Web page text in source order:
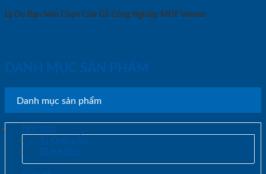
Lý Do Bạn Nên Chọn Cửa Gỗ Công Nghiệp MDF Veneer
DANH MỤC SẢN PHẨM
Danh mục sản phẩm
Nội thất
Tủ Quần Áo
Tủ Kệ Bếp